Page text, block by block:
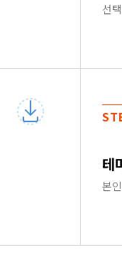
선
테
본